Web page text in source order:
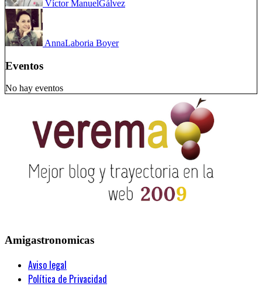
Víctor ManuelGálvez
AnnaLaboria Boyer
Eventos
No hay eventos
Amigastronomicas
Aviso legal
Política de Privacidad